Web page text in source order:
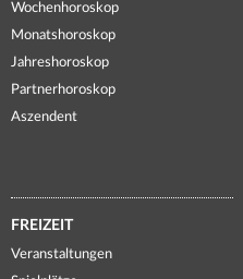
Wochenhoroskop
Monatshoroskop
Jahreshoroskop
Partnerhoroskop
Aszendent
FREIZEIT
Veranstaltungen